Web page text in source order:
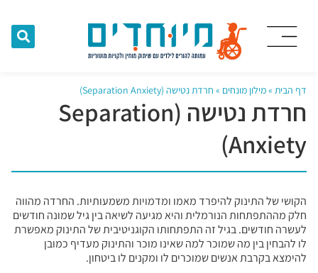
דף הבית »מילון מונחים » חרדת נטישה (Separation Anxiety)
חרדת נטישה (Separation
Anxiety)
הקושי של התינוק להיפרד מאמו ומדמויות משמעותיות. החרדה מהווה
חלק מההתפתחות הנורמלית והיא מגיעה לשיאה בין גיל שמונה חודשים
לעשרה חודשים. בגיל זה התפתחותו הקוגניטיבית של התינוק מאפשרת
לו להבחין בין מה שמוכר למה שאינו מוכר והתינוק מעדיף כמובן
להימצא בקרבת אנשים שמוכרים לו ומקנים לו ביטחון.